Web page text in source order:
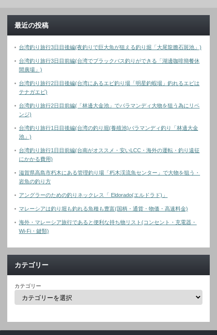
最近の投稿
台湾釣り旅行3日目後編(夜釣りで巨大魚が狙える釣り堀「大尾龍膽石斑池」)
台湾釣り旅行3日目前編(台湾でブラックバス釣りができる「湖邊咖啡簡餐休
閒廣場」)
台湾釣り旅行2日目後編(台湾にあるエビ釣り場「明星釣蝦場」釣れるエビは
テナガエビ)
台湾釣り旅行2日目前編(「林邊大金池」でバラマンディ大物を狙う為にリベ
ンジ)
台湾釣り旅行1日目後編(台湾の釣り堀(養殖池)バラマンディ釣り「林邊大金
池」)
台湾釣り旅行1日目前編(台南がオススメ・安いLCC・海外の運転・釣り遠征
にかかる費用)
滋賀県高島市朽木にある管理釣り場「朽木渓流魚センター」で大物を狙う・
岩魚の釣り方
アングラーのための釣りネックレス「 Eldorado(エルドラド)」
マレーシアは釣り堀も釣れる魚種も豊富(国柄・通貨・物価・高速料金)
海外・マレーシア旅行であると便利な持ち物リスト(コンセント・充電器・
Wi-Fi・鍵類)
カテゴリー
カテゴリー